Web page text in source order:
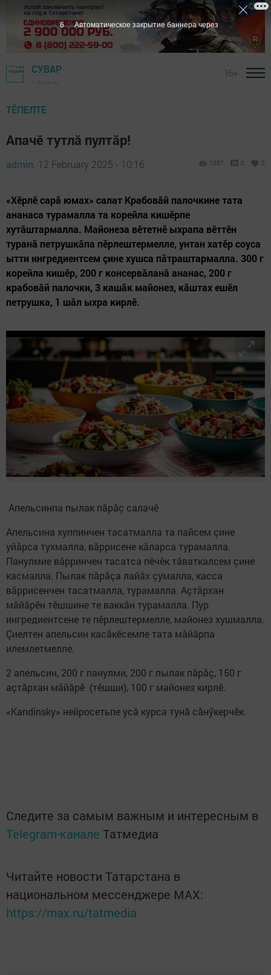
СУВАР
ТӖПЕЛТЕ
Апачӗ тутлă пултăр!
admin, 12 February 2025 - 10:16 1037 0 0
«Хӗрлӗ сарă юмах» салат Крабовăй палочкине тата
ананаса турамалла та корейла кишӗрпе
хутăштармалла. Майонеза вӗтетнӗ ыхрапа вӗттӗн
туранă петрушкăпа пӗрлештермелле, унтан хатӗр соуса
ытти ингредиентсем çине хушса пăтраштармалла. 300 г
корейла кишӗр, 200 г консервăланă ананас, 200 г
крабовăй палочки, 3 кашăк майонез, кăштах ешӗл
петрушка, 1 шăл ыхра кирлӗ.
Апельсинпа пылак пăрăç салачӗ
Апельсина хуппинчен тасатмалла та пайсем çине
уйăрса тухмалла, вăррисене кăларса турамалла.
Панулмие вăрринчен тасатса пӗчӗк тăваткалсем çине
касмалла. Пылак пăрăçа лайăх çумалла, касса
вăррисенчен тасатмалла, турамалла. Аçтăрхан
мăйăрӗн тӗшшине те ваккăн турамалла. Пур
ингредиентсене те пӗрлештермелле, майонез хушмалла.
Çиелтен апельсин касăкӗсемпе тата мăйăрпа
илемлетмелле.
2 апельсин, 200 г панулми, 200 г пылак пăрăç, 150 г
аçтăрхан мăйăрӗ (тӗшши), 100 г майонез кирлӗ.
«Kandinsky» нейросетьпе усă курса тунă сăнӳкерчӗк.
Следите за самым важным и интересным в
Telegram-канале Татмедиа
Читайте новости Татарстана в
национальном мессенджере MАХ:
https://max.ru/tatmedia
5 Автоматическое закрытие баннера через